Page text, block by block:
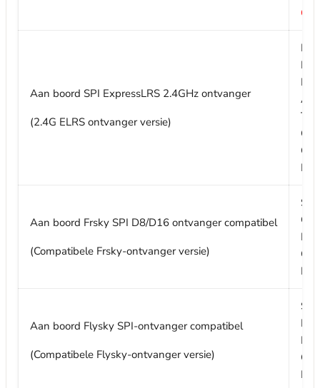
Aan boord SPI ExpressLRS 2.4GHz ontvanger
(2.4G ELRS ontvanger versie)
Aan boord Frsky SPI D8/D16 ontvanger compatibel
(Compatibele Frsky-ontvanger versie)
Aan boord Flysky SPI-ontvanger compatibel
(Compatibele Flysky-ontvanger versie)